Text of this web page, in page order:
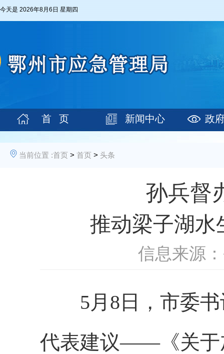
今天是 2026年8月6日 星期四
首 页 新闻中心 政
当前位置 :首页 > 首页 > 头条
孙兵督
推动梁子湖水
信息来源
5月8日，市委
代表建议——《关于